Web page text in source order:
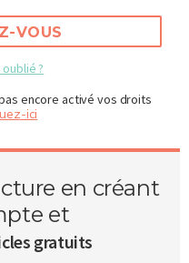
VOUS
?
encore activé vos droits
ici
en créant
et
gratuits